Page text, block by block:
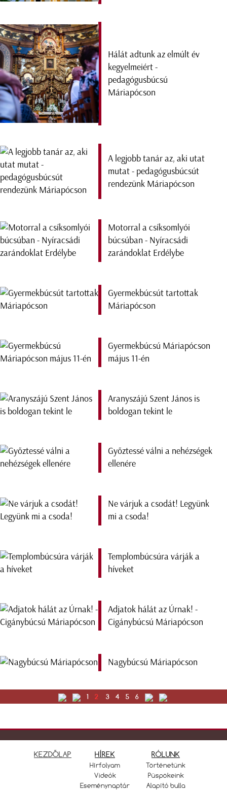
Hálát adtunk az elmúlt év
kegyelmeiért -
pedagógusbúcsú
Máriapócson
A legjobb tanár az, aki utat
mutat - pedagógusbúcsút
rendezünk Máriapócson
Motorral a csíksomlyói
búcsúban - Nyíracsádi
zarándoklat Erdélybe
Gyermekbúcsút tartottak
Máriapócson
Gyermekbúcsú Máriapócson
május 11-én
Aranyszájú Szent János is
boldogan tekint le
Győztessé válni a nehézségek
ellenére
Ne várjuk a csodát! Legyünk
mi a csoda!
Templombúcsúra várják a
híveket
Adjatok hálát az Úrnak! -
Cigánybúcsú Máriapócson
Nagybúcsú Máriapócson
1 2 3 4 5 6
KEZDŐLAP HÍREK
Hírfolyam
Videók
Eseménynaptár
RÓLUNK
Történetünk
Püspökeink
Alapító bulla